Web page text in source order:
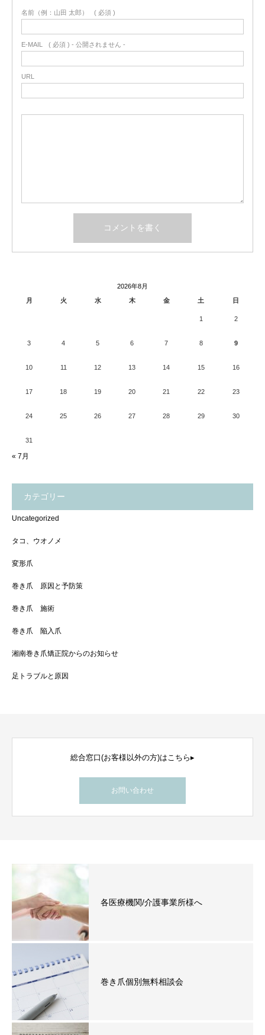
名前（例：山田 太郎） ( 必須 )
E-MAIL ( 必須 ) - 公開されません -
URL
2026年8月
月
火 水 木 金 土 日
1 2
3 4 5 6 7 8 9
10 11 12 13 14 15 16
17 18 19 20 21 22 23
24 25 26 27 28 29 30
31
« 7月
カテゴリー
Uncategorized
タコ、ウオノメ
変形爪
巻き爪 原因と予防策
巻き爪 施術
巻き爪 陥入爪
湘南巻き爪矯正院からのお知らせ
足トラブルと原因
総合窓口(お客様以外の方)はこちら▸
お問い合わせ
各医療機関/介護事業所様へ
巻き爪個別無料相談会